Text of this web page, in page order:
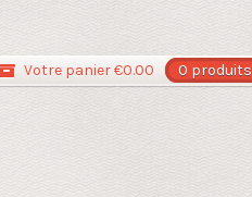
Votre panier€0.00 0 produits